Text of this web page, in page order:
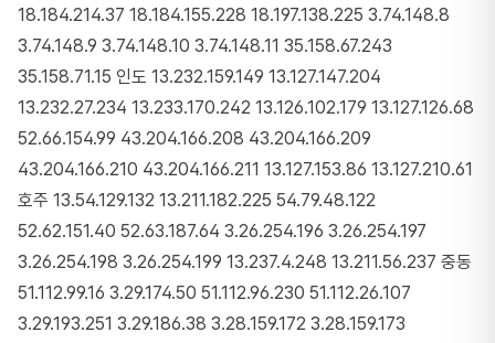
18.184.214.37 18.184.155.228 18.197.138.225 3.74.148.8
3.74.148.9 3.74.148.10 3.74.148.11 35.158.67.243
35.158.71.15 인도 13.232.159.149 13.127.147.204
13.232.27.234 13.233.170.242 13.126.102.179 13.127.126.68
52.66.154.99 43.204.166.208 43.204.166.209
43.204.166.210 43.204.166.211 13.127.153.86 13.127.210.61
호주 13.54.129.132 13.211.182.225 54.79.48.122
52.62.151.40 52.63.187.64 3.26.254.196 3.26.254.197
3.26.254.198 3.26.254.199 13.237.4.248 13.211.56.237 중동
51.112.99.16 3.29.174.50 51.112.96.230 51.112.26.107
3.29.193.251 3.29.186.38 3.28.159.172 3.28.159.173